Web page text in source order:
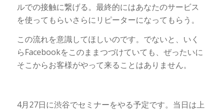
ルでの接触に繋げる。最終的にはあなたのサービス
を使ってもらいさらにリピーターになってもらう。
この流れを意識してほしいのです。でないと、いく
らFacebookをこのままつづけていても、ぜったいに
そこからお客様がやって来ることはありません。
4月27日に渋谷でセミナーをやる予定です。当日は上